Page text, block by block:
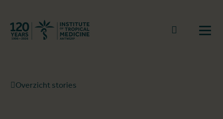
Terug naar start
Naar
Overzicht stories